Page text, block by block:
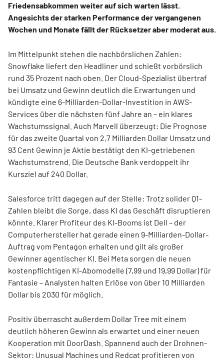
Friedensabkommen weiter auf sich warten lässt.
Angesichts der starken Performance der vergangenen
Wochen und Monate fällt der Rücksetzer aber moderat aus.
Im Mittelpunkt stehen die nachbörslichen Zahlen:
Snowflake liefert den Headliner und schießt vorbörslich
rund 35 Prozent nach oben. Der Cloud-Spezialist übertraf
bei Umsatz und Gewinn deutlich die Erwartungen und
kündigte eine 6-Milliarden-Dollar-Investition in AWS-
Services über die nächsten fünf Jahre an – ein klares
Wachstumssignal. Auch Marvell überzeugt: Die Prognose
für das zweite Quartal von 2,7 Milliarden Dollar Umsatz und
93 Cent Gewinn je Aktie bestätigt den KI-getriebenen
Wachstumstrend. Die Deutsche Bank verdoppelt ihr
Kursziel auf 240 Dollar.
Salesforce tritt dagegen auf der Stelle: Trotz solider Q1-
Zahlen bleibt die Sorge, dass KI das Geschäft disruptieren
könnte. Klarer Profiteur des KI-Booms ist Dell – der
Computerhersteller hat gerade einen 9-Milliarden-Dollar-
Auftrag vom Pentagon erhalten und gilt als großer
Gewinner agentischer KI. Bei Meta sorgen die neuen
kostenpflichtigen KI-Abomodelle (7,99 und 19,99 Dollar) für
Fantasie – Analysten halten Erlöse von über 10 Milliarden
Dollar bis 2030 für möglich.
Positiv überrascht außerdem Dollar Tree mit einem
deutlich höheren Gewinn als erwartet und einer neuen
Kooperation mit DoorDash. Spannend auch der Drohnen-
Sektor: Unusual Machines und Redcat profitieren von